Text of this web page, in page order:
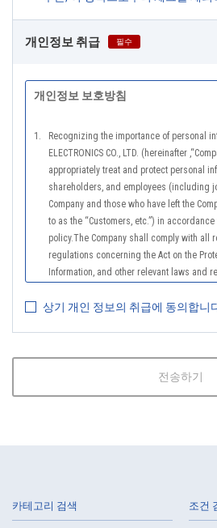
개인정보 취급 필수
개인정보 보호방침
1.
Recognizing the importance of personal
ELECTRONICS CO., LTD. (hereinafter
appropriately treat and protect personal
shareholders, and employees (including
Company and those who have left the
to as the “Customers, etc.”) in
policy.The Company shall comply with all
regulations concerning the Act on the
Information, and other relevant laws and
(General Rules), and other national
information of the Customers, etc., and
scope of the purposes of use, except for
4.
The Company shall educate employees
상기 개인 정보의 취급에 동의합니
전송하기
카테고리 검색 조건